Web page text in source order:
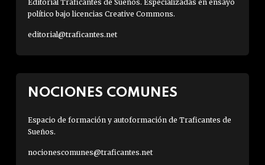
Editorial Traficantes de Sueños. Especializadas en ensayo
político bajo licencias Creative Commons.
editorial@traficantes.net
NOCIONES COMUNES
Espacio de formación y autoformación de Traficantes de
Sueños.
nocionescomunes@traficantes.net